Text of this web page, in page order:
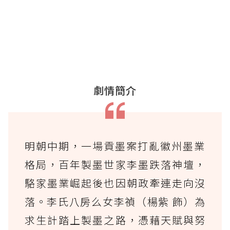
劇情簡介
明朝中期，一場貢墨案打亂徽州墨業
格局，百年製墨世家李墨跌落神壇，
駱家墨業崛起後也因朝政牽連走向沒
落。李氏八房么女李禎（楊紫 飾）為
求生計踏上製墨之路，憑藉天賦與努